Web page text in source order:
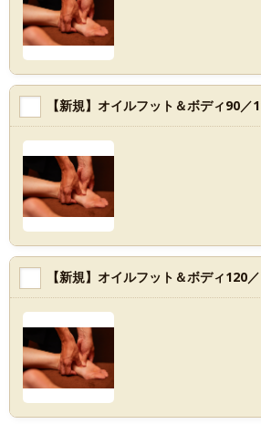
【新規】オイルフット＆ボディ90
【新規】オイルフット＆ボディ120